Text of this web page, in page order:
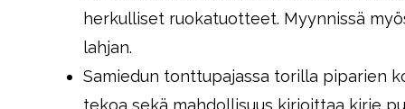
herkulliset ruokatuotteet. Myynnissä
lahjan.
Samiedun tonttupajassa torilla piparien
tekoa sekä mahdollisuus kirjoittaa kirje